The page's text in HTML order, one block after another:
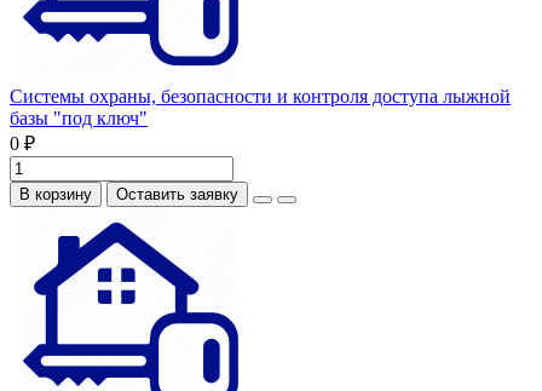
Системы охраны, безопасности и контроля доступа лыжной
базы "под ключ"
0 ₽
В корзину Оставить заявку